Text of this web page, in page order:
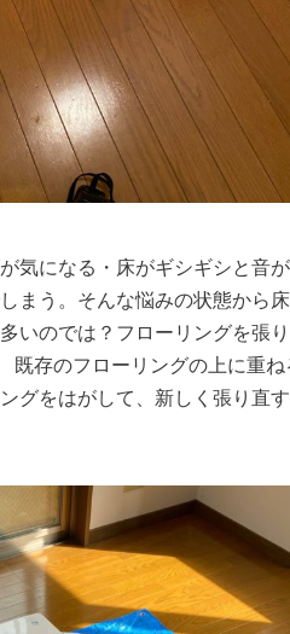
気になる・床がギシギシと音
まう。そんな悩みの状態から
いのでは？フローリングを張
既存のフローリングの上に重ね
グをはがして、新しく張り直